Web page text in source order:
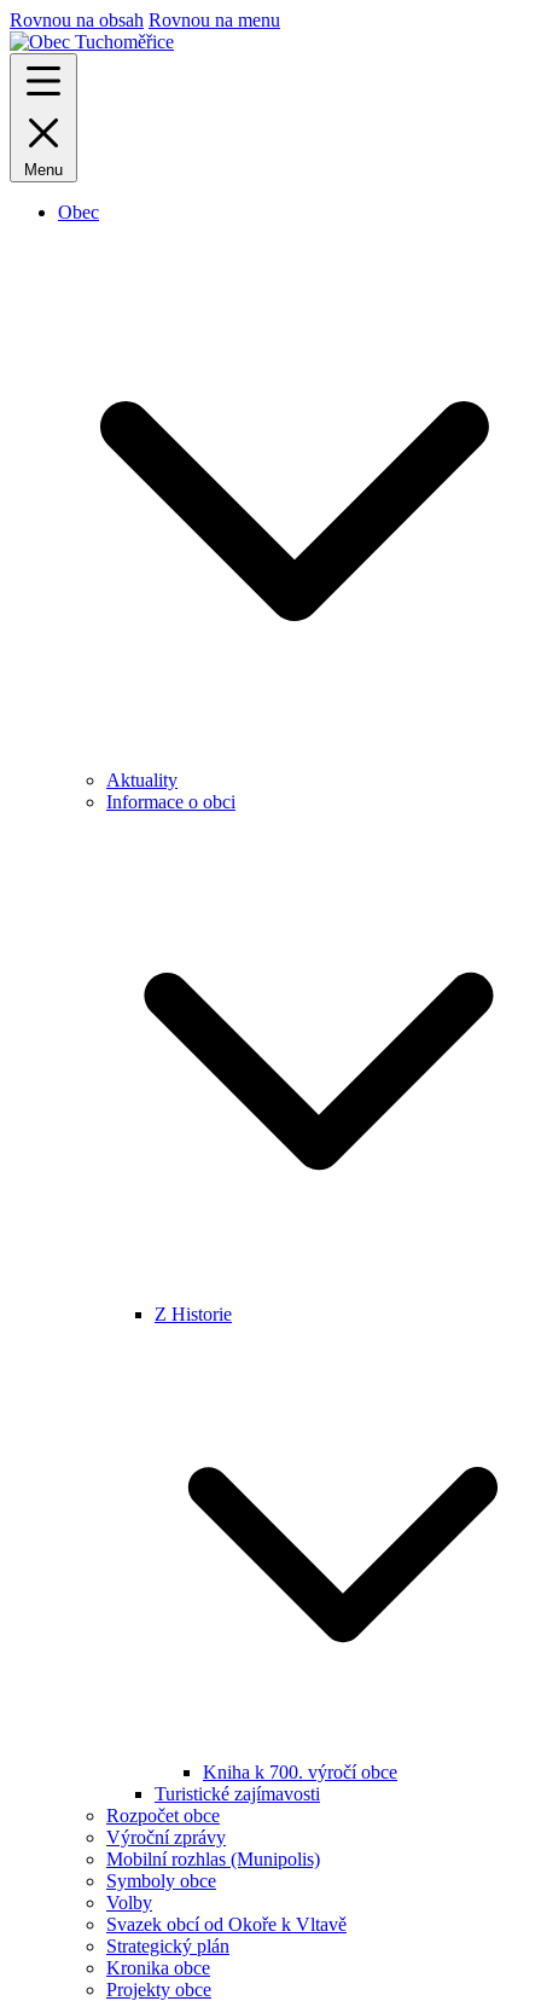
Rovnou na obsah Rovnou na menu
Menu
Obec
Aktuality
Informace o obci
Z Historie
Kniha k 700. výročí obce
Turistické zajímavosti
Rozpočet obce
Výroční zprávy
Mobilní rozhlas (Munipolis)
Symboly obce
Volby
Svazek obcí od Okoře k Vltavě
Strategický plán
Kronika obce
Projekty obce